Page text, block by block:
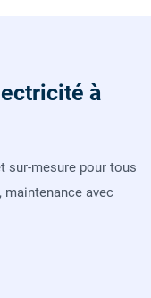
à
sur-mesure pour tous
avec